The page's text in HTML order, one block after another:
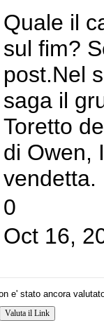
Quale il
sul fim?
post.Nel
saga il
Toretto
di Owen,
vendetta.
0
Oct 16,
e' stato ancora